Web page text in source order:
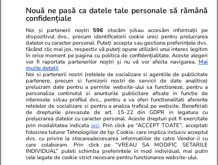
Wowbiz.ro
„Să vă rugați pentru mine, am 5
tumori” Alina Pușcău, în lacrimi!
Modelul internațional a lansat un
apel, după ce a fost diagnosticată
cu o boală gravă
Ce să nu
FORMA din
Schimbarea
....
POLITIC
Nouă ne pasă ca datele tale personale să rămână
confidențiale
Noi și partenerii noștri 596 stocăm și/sau accesăm informații pe
dispozitivul dvs., precum identificatorii cookie unici pentru prelucrarea
datelor cu caracter personal. Puteți accepta sau gestiona preferințele dvs.
făcând clic mai jos, respectiv vă puteți opune utilizării unui interes legitim
în orice moment pe pagina cu politica de confidențialitate. Aceste alegeri
vor fi raportate partenerilor noștri și nu vă vor afecta navigarea. Mai
multe detalii
Noi si partenerii nostri (retelele de socializare si agentiile de publicitate
partenere, precum si furnizorii nostri de servicii de date analitice)
prelucram date pentru a permite website-ului sa functioneze, pentru a
personaliza continutul si anunturile publicitare afisate in functie de
interesele si/sau profilul dvs., pentru a va oferi functionalitati aferente
retelelor de socializare si pentru a analiza traficul pe website. Beneficiati
de drepturile prevazute de art. 15-22 din GDPR in legatura cu
prelucrarea datelor cu caracter personal. Aceste drepturi pot fi exercitate
prin modalitatea indicataaici. Prin click pe “ACCEPT TOATE”, acceptati
folosirea tuturor Tehnologiilor de tip Cookie, care implica inclusiv acceptul
dvs. cu privire la stocarea/accesarea informatiilor de catre Vendor-ii cu
care colaboram. Prin click pe “VREAU SA MODIFIC SETARILE
INDIVIDUAL” puteti schimba preferintele in mod individual, mai putin
cele legate de cookie strict necesare pentru functionarea website-ului.